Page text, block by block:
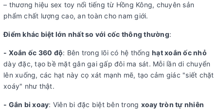
– thương hiệu sex toy nổi tiếng từ Hồng Kông, chuyên sản
phẩm chất lượng cao, an toàn cho nam giới.
Điểm khác biệt lớn nhất so với cốc thông thường:
- Xoắn ốc 360 độ: Bên trong lõi có hệ thống hạt xoắn ốc nhỏ
dày đặc, tạo bề mặt gân gai gấp đôi ma sát. Mỗi lần di chuyển
lên xuống, các hạt này cọ xát mạnh mẽ, tạo cảm giác "siết chặt
xoáy" như thật.
- Gắn bi xoay: Viên bi đặc biệt bên trong xoay tròn tự nhiên